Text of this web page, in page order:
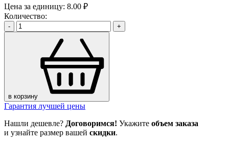
Цена за единицу: 8.00 ₽
Количество:
- +
в корзину
Гарантия лучшей цены
Нашли дешевле? Договоримся! Укажите объем заказа
и узнайте размер вашей скидки.